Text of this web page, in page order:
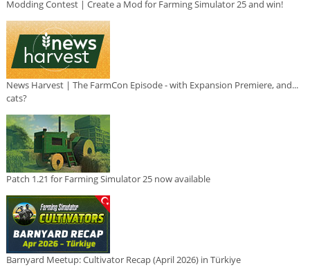
Modding Contest | Create a Mod for Farming Simulator 25 and win!
News Harvest | The FarmCon Episode - with Expansion Premiere, and...
cats?
Patch 1.21 for Farming Simulator 25 now available
Barnyard Meetup: Cultivator Recap (April 2026) in Türkiye